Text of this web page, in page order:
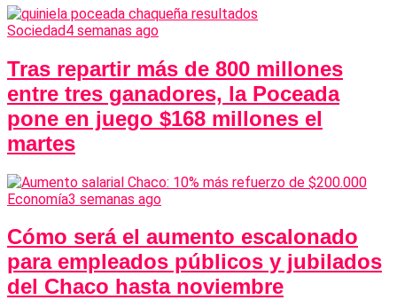
Sociedad4 semanas ago
Tras repartir más de 800 millones
entre tres ganadores, la Poceada
pone en juego $168 millones el
martes
Economía3 semanas ago
Cómo será el aumento escalonado
para empleados públicos y jubilados
del Chaco hasta noviembre